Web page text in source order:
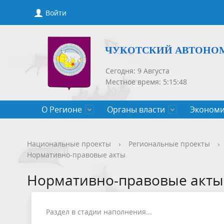
Войти
ЧУКОТСКИЙ
Сегодня: 9 Августа
Местное время: 5:15:48
О Регионе
Общие сведения
Органы власти
Губернатор
Государственные программы
Чукотского АО
Защита населения от ЧС
Нормативно-правовые акты Проекты
Новости Новости
Чукотского АО
Конкурсы, сведения о вакантных
должностях
Порядок
Порядок рассмотрения обращений
Порядок
Национальные проекты › Региональные проекты ›
Нормативно-правовые акты
Нормативно-правовые акты
Раздел в стадии наполнения...